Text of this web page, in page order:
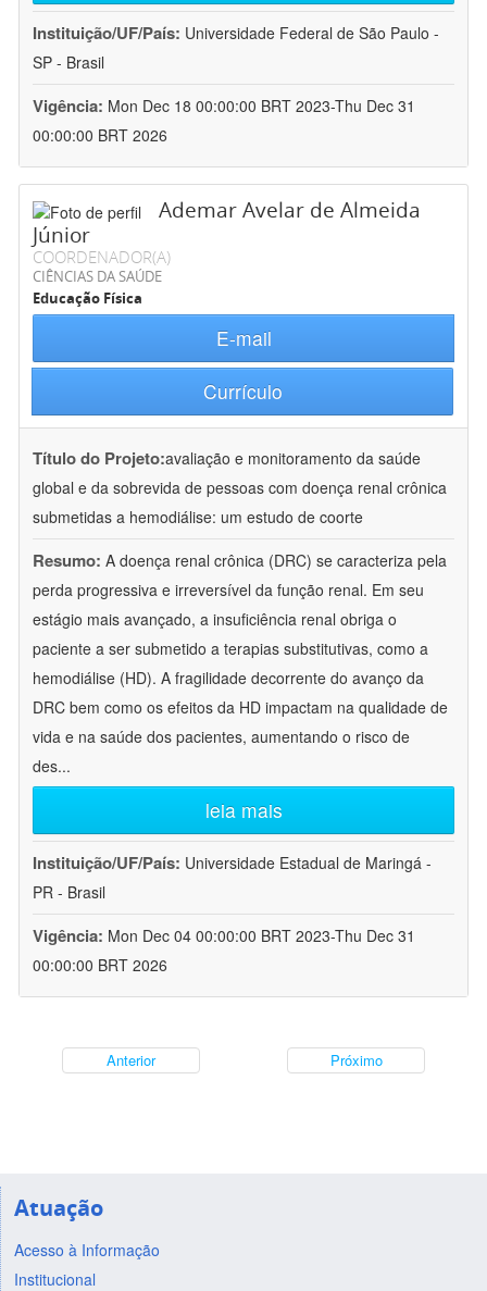
Instituição/UF/País: Universidade Federal de São Paulo -
SP - Brasil
Vigência: Mon Dec 18 00:00:00 BRT 2023-Thu Dec 31
00:00:00 BRT 2026
Ademar Avelar de Almeida
Júnior
COORDENADOR(A)
CIÊNCIAS DA SAÚDE
Educação Física
E-mail
Currículo
Título do Projeto:avaliação e monitoramento da saúde
global e da sobrevida de pessoas com doença renal crônica
submetidas a hemodiálise: um estudo de coorte
Resumo: A doença renal crônica (DRC) se caracteriza pela
perda progressiva e irreversível da função renal. Em seu
estágio mais avançado, a insuficiência renal obriga o
paciente a ser submetido a terapias substitutivas, como a
hemodiálise (HD). A fragilidade decorrente do avanço da
DRC bem como os efeitos da HD impactam na qualidade de
vida e na saúde dos pacientes, aumentando o risco de
des...
leia mais
Instituição/UF/País: Universidade Estadual de Maringá -
PR - Brasil
Vigência: Mon Dec 04 00:00:00 BRT 2023-Thu Dec 31
00:00:00 BRT 2026
Anterior Próximo
Atuação
Acesso à Informação
Institucional